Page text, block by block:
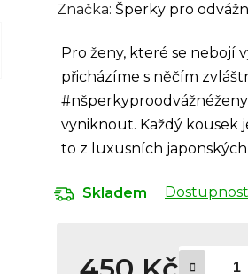
Značka: Šperky pro
Pro ženy, které se nebojí
přicházíme s něčím
vyniknout. Každý kousek
to z luxusních
Skladem